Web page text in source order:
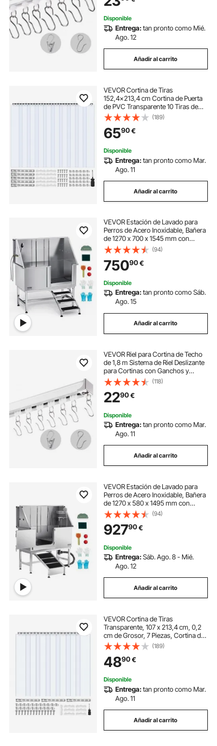
Blanco
Disponible
Entrega:tan pronto como Mié.
Ago. 12
Añadir al carrito
VEVOR Cortina de Tiras
152,4x213,4 cm Cortina de Puerta
de PVC Transparente 10 Tiras de
Plástico Espesor de 2 mm para
Puerta de Cámara Frigorífica,
Almacén, Refrigerador de
Supermercado, Garajes
(189)
6590€
Disponible
Entrega:tan pronto como Mar.
Ago. 11
Añadir al carrito
VEVOR Estación de Lavado para
Perros de Acero Inoxidable, Bañera
de 1270 x 700 x 1545 mm con
Escalera, Filtro de Agua de
Polietileno, Grifo, Ducha y Jabonera
para Varias Mascotas, Puerta
Derecha
(94)
75090€
Disponible
Entrega:tan pronto como Sáb.
Ago. 15
Añadir al carrito
VEVOR Riel para Cortina de Techo
de 1,8 m Sistema de Riel Deslizante
para Cortinas con Ganchos y
Herrajes, Riel Divisor de Ambientes
de Montaje en Techo o Pared para
Sala de Estar, Dormitorio, Blanco
(118)
2290€
Disponible
Entrega:tan pronto como Mar.
Ago. 11
Añadir al carrito
VEVOR Estación de Lavado para
Perros de Acero Inoxidable, Bañera
de 1270 x 580 x 1495 mm con
Rampa, Filtro de Agua de
Polietileno, Grifo, Ducha y Jabonera
para Varias Mascotas, Puerta
Izquierda
(94)
92790€
Disponible
Entrega:Sáb. Ago. 8 - Mié.
Ago. 12
Añadir al carrito
VEVOR Cortina de Tiras
Transparente, 107 x 213,4 cm, 0,2
cm de Grosor, 7 Piezas, Cortina de
Tiras de PVC Transparente para
Puertas para
Congeladores/Refrigeradores/Alma
cén, 50% de Superposición
(189)
4890€
Disponible
Entrega:tan pronto como Mar.
Ago. 11
Añadir al carrito